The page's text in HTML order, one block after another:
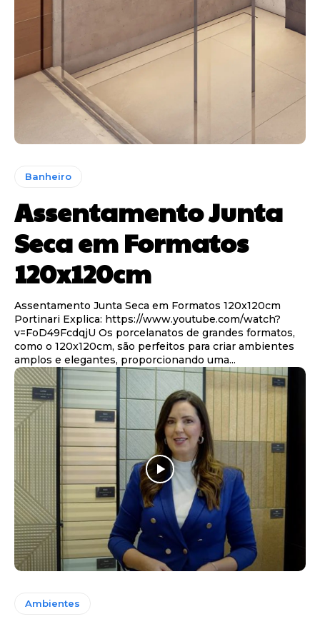
Banheiro
Assentamento Junta
Seca em Formatos
120x120cm
Assentamento Junta Seca em Formatos 120x120cm
Portinari Explica: https://www.youtube.com/watch?
v=FoD49FcdqjU Os porcelanatos de grandes formatos,
como o 120x120cm, são perfeitos para criar ambientes
amplos e elegantes, proporcionando uma...
Ambientes